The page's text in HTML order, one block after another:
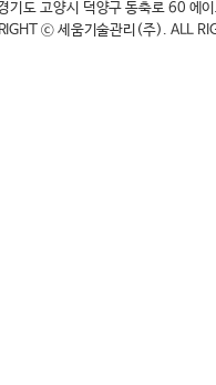
기도 고양시 덕양구 동축로
ⓒ 세움기술관리(주). ALL